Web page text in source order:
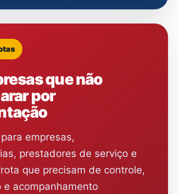
que não
por
empresas,
prestadores de serviço e
que precisam de controle,
e acompanhamento